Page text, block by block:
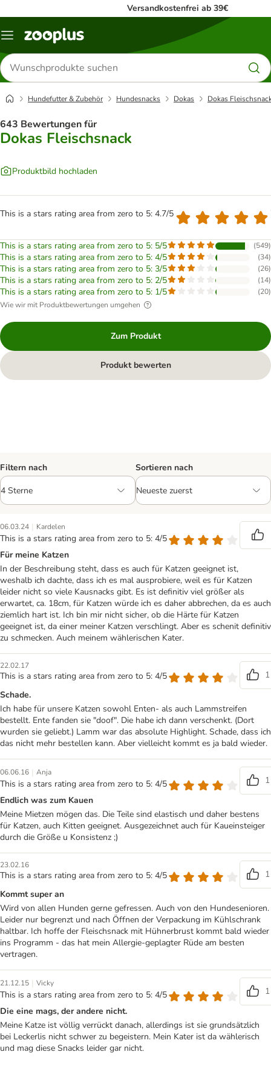
Versandkostenfrei ab 39€
Menü
Produkte
suchen
Hundefutter & Zubehör Hundesnacks Dokas Dokas
643 Bewertungen für
Dokas Fleischsnack
Produktbild hochladen
This is a stars rating area from zero to 5: 4.7/5
This is a stars rating area from zero to 5: 5/5 (549)
This is a stars rating area from zero to 5: 4/5 (34)
This is a stars rating area from zero to 5: 3/5 (26)
This is a stars rating area from zero to 5: 2/5 (14)
This is a stars rating area from zero to 5: 1/5 (20)
Wie wir mit Produktbewertungen umgehen
Zum Produkt
Produkt bewerten
Filtern nach Sortieren nach
06.03.24 | Kardelen
This is a stars rating area from zero to 5: 4/5
Für meine Katzen
In der Beschreibung steht, dass es auch für Katzen geeignet ist,
weshalb ich dachte, dass ich es mal ausprobiere, weil es für Katzen
leider nicht so viele Kausnacks gibt. Es ist definitiv viel größer als
erwartet, ca. 18cm, für Katzen würde ich es daher abbrechen, da es auch
ziemlich hart ist. Ich bin mir nicht sicher, ob die Härte für Katzen
geeignet ist, da einer meiner Katzen verschlingt. Aber es schenit definitiv
zu schmecken. Auch meinem wählerischen Kater.
22.02.17
This is a stars rating area from zero to 5: 4/5
1
Schade.
Ich habe für unsere Katzen sowohl Enten- als auch Lammstreifen
bestellt. Ente fanden sie "doof". Die habe ich dann verschenkt. (Dort
wurden sie geliebt.) Lamm war das absolute Highlight. Schade, dass ich
das nicht mehr bestellen kann. Aber vielleicht kommt es ja bald wieder.
06.06.16 | Anja
This is a stars rating area from zero to 5: 4/5
1
Endlich was zum Kauen
Meine Mietzen mögen das. Die Teile sind elastisch und daher bestens
für Katzen, auch Kitten geeignet. Ausgezeichnet auch für Kaueinsteiger
durch die Größe u Konsistenz ;)
23.02.16
This is a stars rating area from zero to 5: 4/5
1
Kommt super an
Wird von allen Hunden gerne gefressen. Auch von den Hundesenioren.
Leider nur begrenzt und nach Öffnen der Verpackung im Kühlschrank
haltbar. Ich hoffe der Fleischsnack mit Hühnerbrust kommt bald wieder
ins Programm - das hat mein Allergie-geplagter Rüde am besten
vertragen.
21.12.15 | Vicky
This is a stars rating area from zero to 5: 4/5
1
Die eine mags, der andere nicht.
Meine Katze ist völlig verrückt danach, allerdings ist sie grundsätzlich
bei Leckerlis nicht schwer zu begeistern. Mein Kater ist da wählerisch
und mag diese Snacks leider gar nicht.